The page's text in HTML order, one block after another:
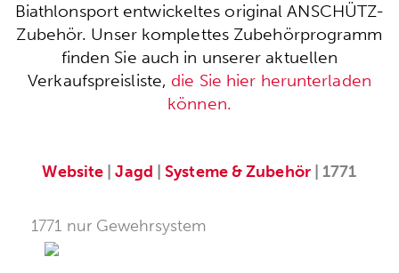
Biathlonsport entwickeltes original ANSCHÜTZ-
Zubehör. Unser komplettes Zubehörprogramm
finden Sie auch in unserer aktuellen
Verkaufspreisliste, die Sie hier herunterladen
können.
Website |Jagd |Systeme & Zubehör| 1771
1771 nur Gewehrsystem